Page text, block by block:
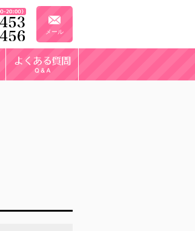
メール